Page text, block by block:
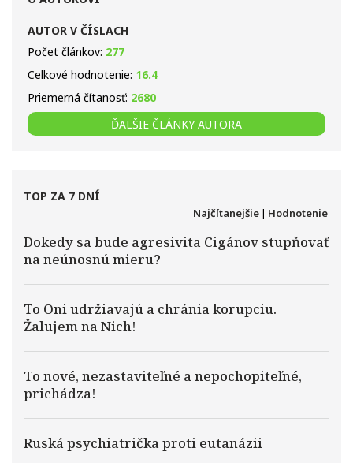
AUTOR V ČÍSLACH
Počet článkov: 277
Celkové hodnotenie: 16.4
Priemerná čítanosť: 2680
ĎALŠIE ČLÁNKY AUTORA
TOP ZA 7 DNÍ
Najčítanejšie | Hodnotenie
Dokedy sa bude agresivita Cigánov stupňovať
na neúnosnú mieru?
To Oni udržiavajú a chránia korupciu.
Žalujem na Nich!
To nové, nezastaviteľné a nepochopiteľné,
prichádza!
Ruská psychiatrička proti eutanázii